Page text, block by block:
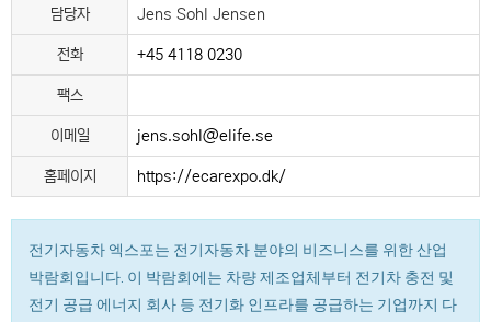
담당자 Jens Sohl Jensen
전화 +45 4118 0230
팩스
이메일 jens.sohl@elife.se
홈페이지 https://ecarexpo.dk/
전기자동차 엑스포는 전기자동차 분야의 비즈니스를 위한 산업
박람회입니다. 이 박람회에는 차량 제조업체부터 전기차 충전 및
전기 공급 에너지 회사 등 전기화 인프라를 공급하는 기업까지 다